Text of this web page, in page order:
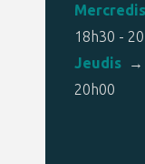
Mercredis
18h30 -
Jeudis →
20h00